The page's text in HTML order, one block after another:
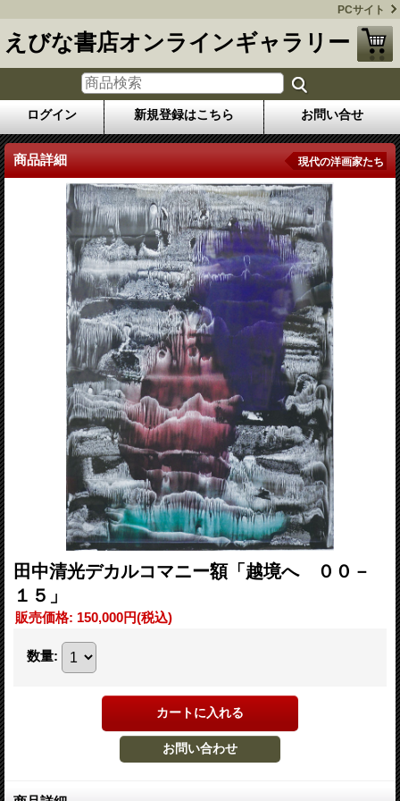
PCサイト
えびな書店オンラインギャラリー
ログイン 新規登録はこちら お問い合せ
商品詳細 現代の洋画家たち
田中清光デカルコマニー額「越境へ ００－
１５」
販売価格: 150,000円(税込)
数量: